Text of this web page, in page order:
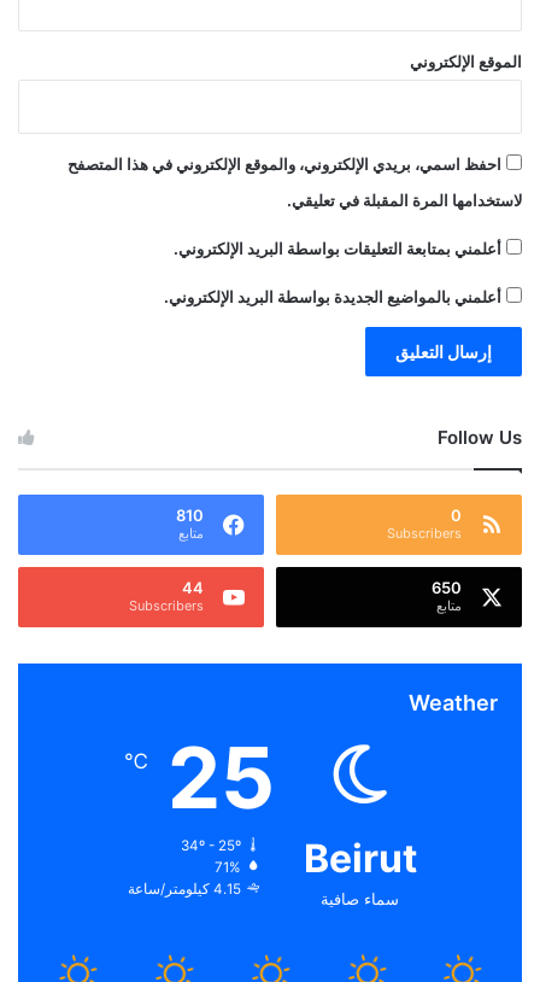
الموقع الإلكتروني
احفظ اسمي، بريدي الإلكتروني، والموقع الإلكتروني في هذا المتصفح
لاستخدامها المرة المقبلة في تعليقي.
أعلمني بمتابعة التعليقات بواسطة البريد الإلكتروني.
أعلمني بالمواضيع الجديدة بواسطة البريد الإلكتروني.
Follow Us
0
Subscribers
810
متابع
650
متابع
44
Subscribers
Weather
Beirut
سماء صافية
25
℃
34º - 25º
71%
4.15 كيلومتر/ساعة